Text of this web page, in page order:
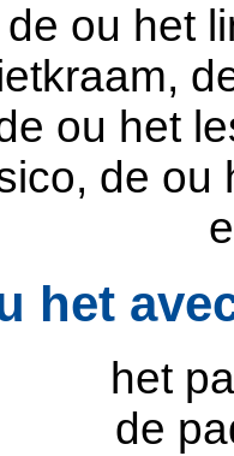
ou het
ou het
de ou
het
het
de